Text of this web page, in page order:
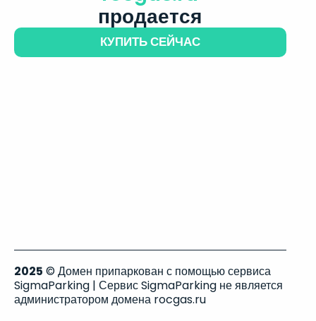
продается
КУПИТЬ СЕЙЧАС
2025 © Домен припаркован с помощью сервиса
SigmaParking | Сервис SigmaParking не является
администратором домена rocgas.ru